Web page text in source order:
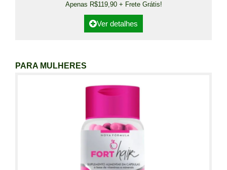
Apenas R$119,90 + Frete Grátis!
Ver detalhes
PARA MULHERES